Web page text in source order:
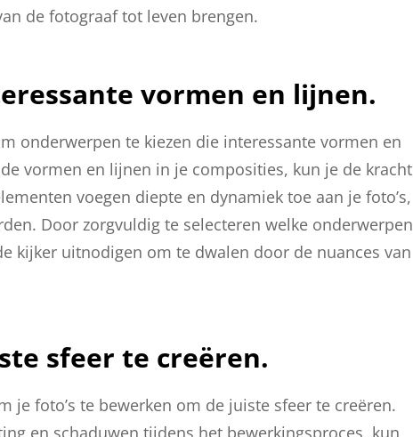
de fotograaf tot leven brengen.
vormen en lijnen.
onderwerpen te kiezen die interessante vormen en
vormen en lijnen in je composities, kun je de kracht
voegen diepte en dynamiek toe aan je foto’s,
Door zorgvuldig te selecteren welke onderwerpen
kijker uitnodigen om te dwalen door de nuances van
sfeer te creëren.
foto’s te bewerken om de juiste sfeer te creëren.
en schaduwen tijdens het bewerkingsproces, kun